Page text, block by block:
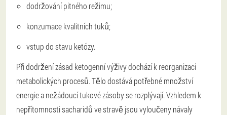
dodržování pitného režimu;
konzumace kvalitních tuků;
vstup do stavu ketózy.
Při dodržení zásad ketogenní výživy dochází k reorganizaci
metabolických procesů. Tělo dostává potřebné množství
energie a nežádoucí tukové zásoby se rozplývají. Vzhledem k
nepřítomnosti sacharidů ve stravě jsou vyloučeny návaly